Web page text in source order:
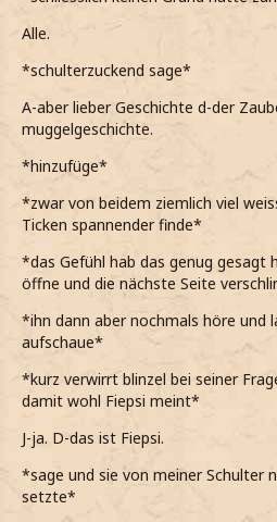
Alle.
*schulterzuckend sage*
A-aber lieber Geschichte d-der
muggelgeschichte.
*hinzufüge*
*zwar von beidem ziemlich viel
Ticken spannender finde*
*das Gefühl hab das genug gesagt
öffne und die nächste Seite
*ihn dann aber nochmals höre und
aufschaue*
*kurz verwirrt blinzel bei seiner
damit wohl Fiepsi meint*
J-ja. D-das ist Fiepsi.
*sage und sie von meiner Schulter
setzte*